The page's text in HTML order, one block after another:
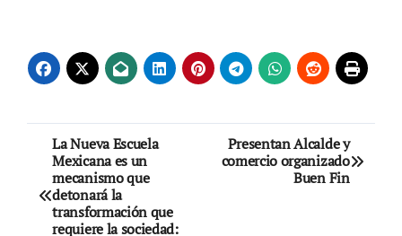
Navegación
de
entradas
La Nueva Escuela
Mexicana es un
mecanismo que
detonará la
transformación que
requiere la sociedad:
Presentan Alcalde y
comercio organizado
Buen Fin